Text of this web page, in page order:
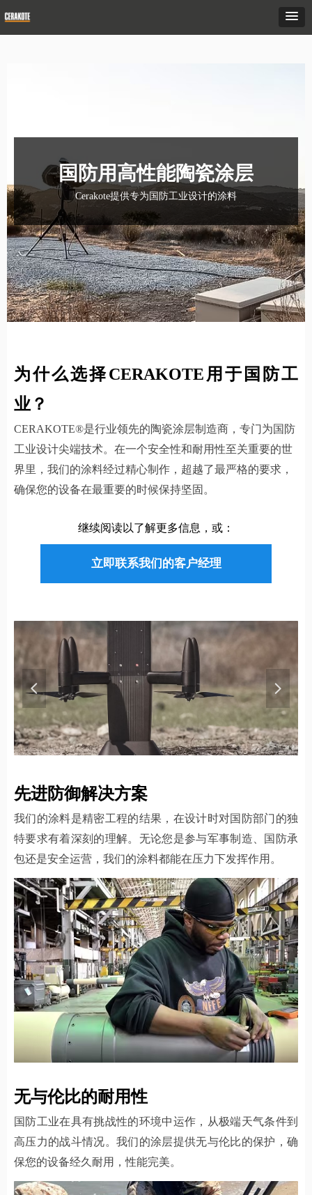
国防用高性能陶瓷涂层
Cerakote提供专为国防工业设计的涂料
为什么选择CERAKOTE用于国防工
业？
CERAKOTE®是行业领先的陶瓷涂层制造商，专门为国防
工业设计尖端技术。在一个安全性和耐用性至关重要的世
界里，我们的涂料经过精心制作，超越了最严格的要求，
确保您的设备在最重要的时候保持坚固。
继续阅读以了解更多信息，或：
立即联系我们的客户经理
넳 넲
先进防御解决方案
我们的涂料是精密工程的结果，在设计时对国防部门的独
特要求有着深刻的理解。无论您是参与军事制造、国防承
包还是安全运营，我们的涂料都能在压力下发挥作用。
无与伦比的耐用性
国防工业在具有挑战性的环境中运作，从极端天气条件到
高压力的战斗情况。我们的涂层提供无与伦比的保护，确
保您的设备经久耐用，性能完美。